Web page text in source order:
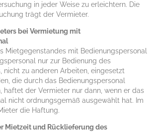
in jeder Weise zu erleichtern. Die
trägt der Vermieter.
bei Vermietung mit
Mietgegenstandes mit Bedienungspersonal
nur zur Bedienung des
nicht zu anderen Arbeiten, eingesetzt
die durch das Bedienungspersonal
haftet der Vermieter nur dann, wenn er das
nicht ordnungsgemäß ausgewählt hat. Im
die Haftung.
Mietzeit und Rücklieferung des